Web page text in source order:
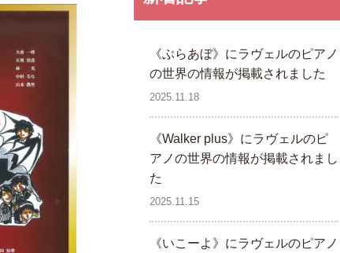
《ぶらあぼ》にラヴェルのピアノ
の世界の情報が掲載されました
2025.11.18
《Walker plus》にラヴェルのピ
アノの世界の情報が掲載されまし
た
2025.11.15
《いこーよ》にラヴェルのピアノ